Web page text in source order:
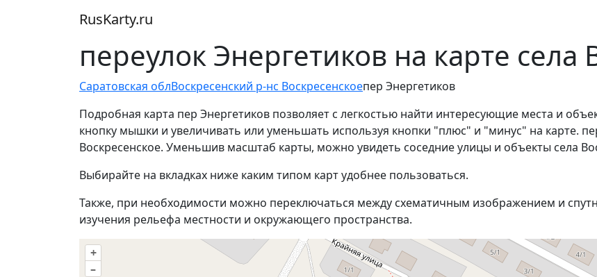
RusKarty.ru
переулок Энергетиков на карте села
Саратовская облВоскресенский р-нс Воскресенскоепер Энергетиков
Подробная карта пер Энергетиков позволяет с легкостью найти интересующие места и
кнопку мышки и увеличивать или уменьшать используя кнопки "плюс" и "минус" на карте.
Воскресенское. Уменьшив масштаб карты, можно увидеть соседние улицы и объекты села
Выбирайте на вкладках ниже каким типом карт удобнее пользоваться.
Также, при необходимости можно переключаться между схематичным изображением и
изучения рельефа местности и окружающего пространства.
+
–